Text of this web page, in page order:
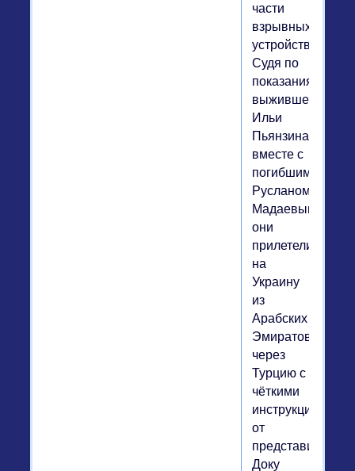
части
взрывных
устройств.
Судя по
показаниям
выжившего
Ильи
Пьянзина,
вместе с
погибшим
Русланом
Мадаевым
они
прилетели
на
Украину
из
Арабских
Эмиратов
через
Турцию с
чёткими
инструкциями
от
представителей
Доку